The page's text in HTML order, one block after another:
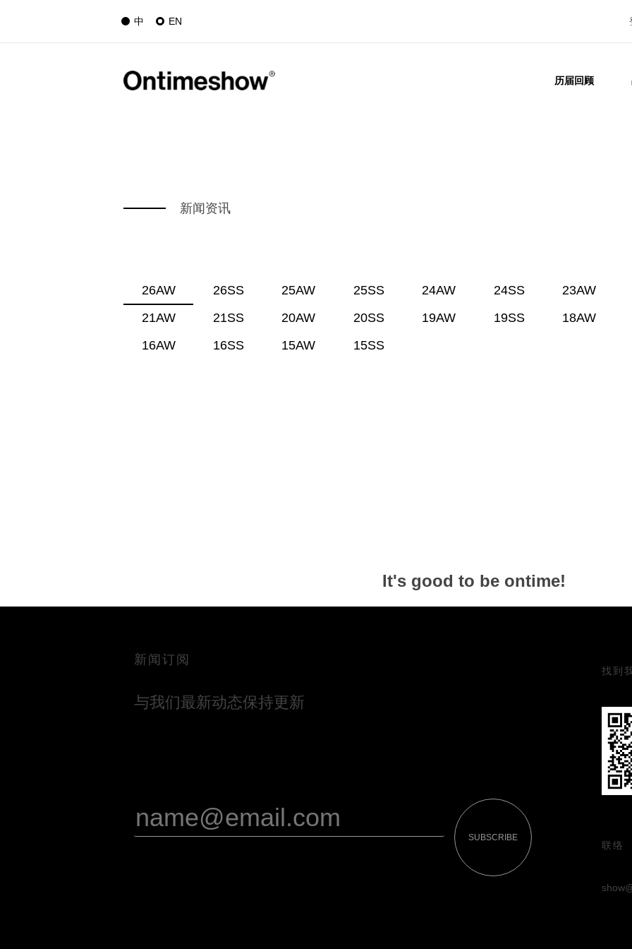
中 EN
历届回顾
新闻资讯
26AW 26SS 25AW 25SS 24AW 24SS 23AW
21AW
21SS 20AW 20SS 19AW 19SS 18AW
16AW
16SS 15AW 15SS
It's good to be ontime!
新闻订阅
与我们最新动态保持更新
SUBSCRIBE
找到
联络